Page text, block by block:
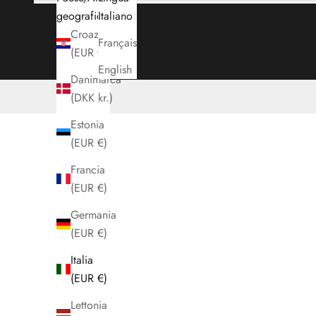
geografica
Croazia
(EUR €)
Danimarca
(DKK kr.)
Estonia
(EUR €)
Francia
(EUR €)
Germania
(EUR €)
Italia
(EUR €)
Lettonia
Italiano
Français
English